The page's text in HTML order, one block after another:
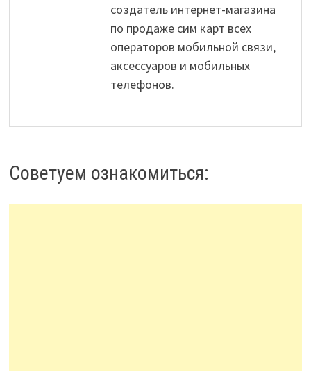
создатель интернет-магазина
по продаже сим карт всех
операторов мобильной связи,
аксессуаров и мобильных
телефонов.
Советуем ознакомиться: